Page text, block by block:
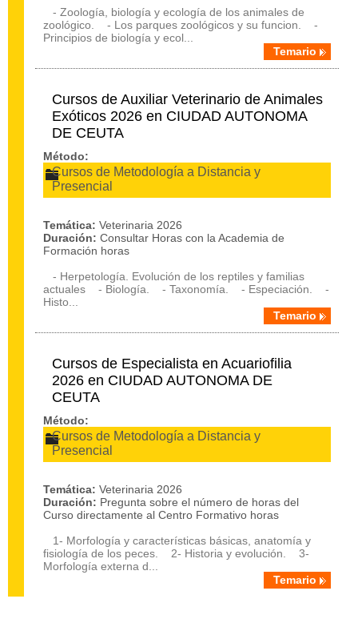
- Zoología, biología y ecología de los animales de
zoológico. - Los parques zoológicos y su funcion. -
Principios de biología y ecol...
Temario
Cursos de Auxiliar Veterinario de Animales
Exóticos 2026 en CIUDAD AUTONOMA
DE CEUTA
Método:
Cursos de Metodología a Distancia y
Presencial
Temática: Veterinaria 2026
Duración: Consultar Horas con la Academia de
Formación horas
- Herpetología. Evolución de los reptiles y familias
actuales - Biología. - Taxonomía. - Especiación. -
Histo...
Temario
Cursos de Especialista en Acuariofilia
2026 en CIUDAD AUTONOMA DE
CEUTA
Método:
Cursos de Metodología a Distancia y
Presencial
Temática: Veterinaria 2026
Duración: Pregunta sobre el número de horas del
Curso directamente al Centro Formativo horas
1- Morfología y características básicas, anatomía y
fisiología de los peces. 2- Historia y evolución. 3-
Morfología externa d...
Temario